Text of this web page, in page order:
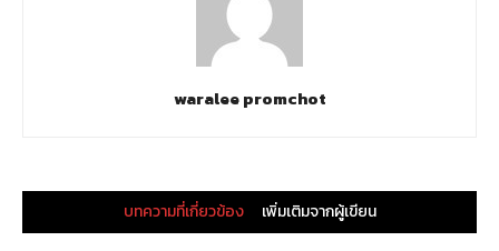
waralee promchot
บทความที่เกี่ยวข้อง เพิ่มเติมจากผู้เขียน